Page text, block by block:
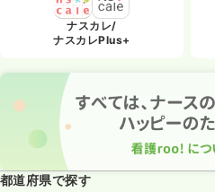
ナスカレ/
ナスカレPlus+
都道府県で探す